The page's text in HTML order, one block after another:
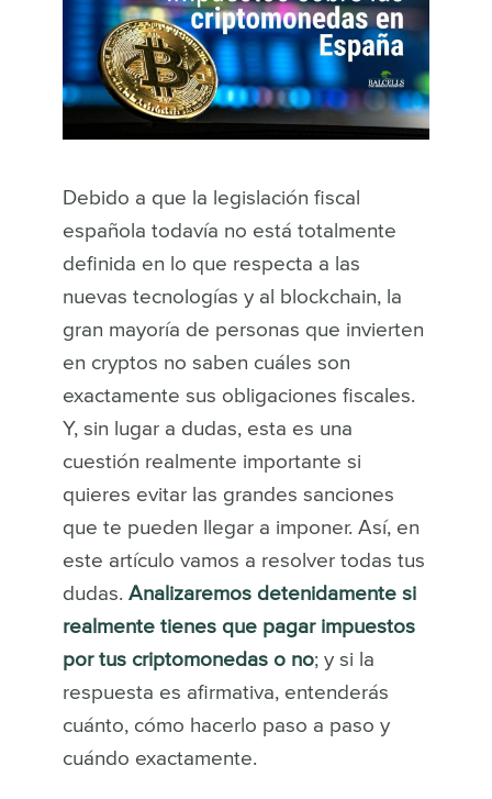
Debido a que la legislación fiscal
española todavía no está totalmente
definida en lo que respecta a las
nuevas tecnologías y al blockchain, la
gran mayoría de personas que invierten
en cryptos no saben cuáles son
exactamente sus obligaciones fiscales.
Y, sin lugar a dudas, esta es una
cuestión realmente importante si
quieres evitar las grandes sanciones
que te pueden llegar a imponer. Así, en
este artículo vamos a resolver todas tus
dudas. Analizaremos detenidamente si
realmente tienes que pagar impuestos
por tus criptomonedas o no; y si la
respuesta es afirmativa, entenderás
cuánto, cómo hacerlo paso a paso y
cuándo exactamente.